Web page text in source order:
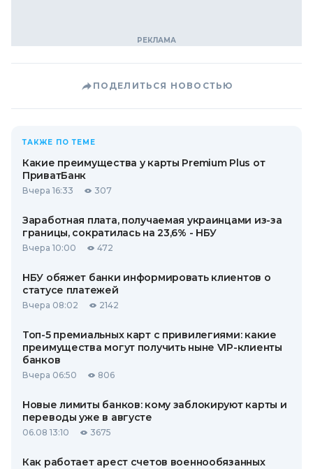
ПОДЕЛИТЬСЯ НОВОСТЬЮ
ТАКЖЕ ПО ТЕМЕ
Какие преимущества у карты Premium Plus от
ПриватБанк
Вчера 16:33 307
Заработная плата, получаемая украинцами из-за
границы, сократилась на 23,6% - НБУ
Вчера 10:00 472
НБУ обяжет банки информировать клиентов о
статусе платежей
Вчера 08:02 2142
Топ-5 премиальных карт с привилегиями: какие
преимущества могут получить ныне VIP-клиенты
банков
Вчера 06:50 806
Новые лимиты банков: кому заблокируют карты и
переводы уже в августе
06.08 13:10 3675
Как работает арест счетов военнообязанных